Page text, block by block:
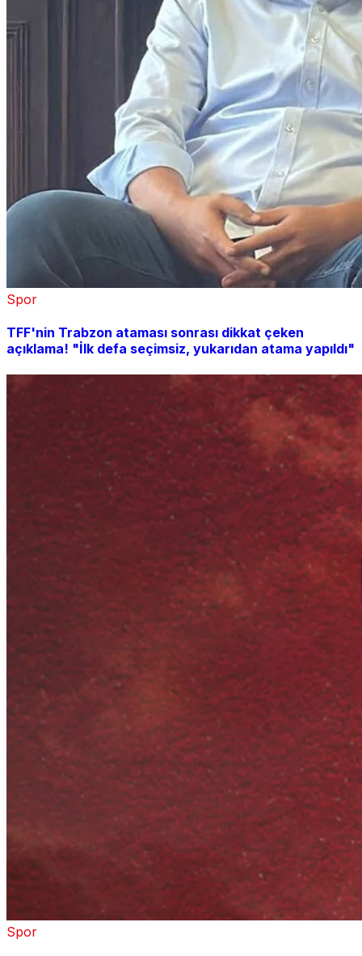
Spor
TFF'nin Trabzon ataması sonrası dikkat çeken
açıklama! "İlk defa seçimsiz, yukarıdan atama yapıldı"
Spor